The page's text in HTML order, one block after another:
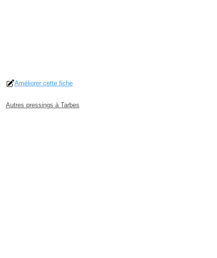
Améliorer cette fiche
Autres pressings à Tarbes